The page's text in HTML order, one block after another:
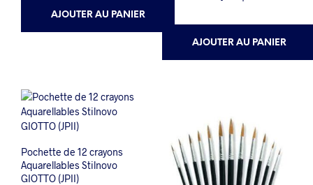
AJOUTER AU PANIER
AJOUTER AU PANIER
Pochette de 12 crayons
Aquarellables Stilnovo
GIOTTO (JPII)